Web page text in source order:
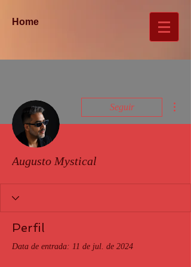
Home
Seguir
Augusto Mystical
Perfil
Data de entrada: 11 de jul. de 2024